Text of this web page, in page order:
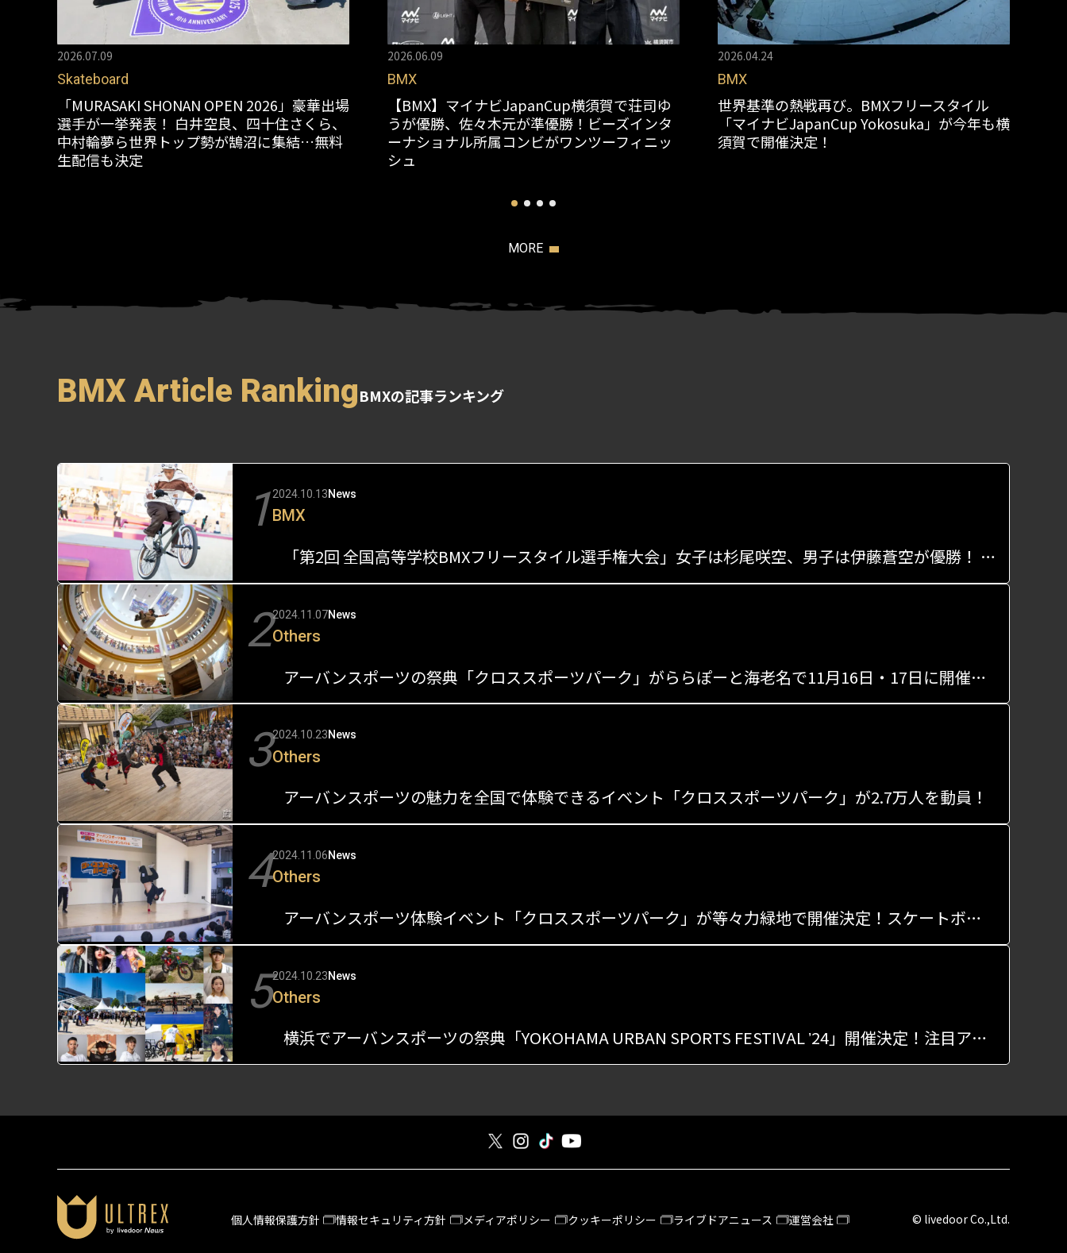
2026.07.09
Skateboard
「MURASAKI SHONAN OPEN 2026」豪華出場
選手が一挙発表！ 白井空良、四十住さくら、
中村輪夢ら世界トップ勢が鵠沼に集結…無料
生配信も決定
2026.06.09
BMX
【BMX】マイナビJapanCup横須賀で荘司ゆ
うが優勝、佐々木元が準優勝！ビーズインタ
ーナショナル所属コンビがワンツーフィニッ
シュ
2026.04.24
BMX
世界基準の熱戦再び。BMXフリースタイル
「マイナビJapanCup Yokosuka」が今年も横
須賀で開催決定！
MORE
BMX Article RankingBMXの記事ランキング
12024.10.13News
BMX
「第2回 全国高等学校BMXフリースタイル選手権大会」女子は杉尾咲空、男子は伊藤蒼空が優勝！ 2人の喜びの声も
22024.11.07News
Others
アーバンスポーツの祭典「クロススポーツパーク」がららぽーと海老名で11月16日・17日に開催決定！
32024.10.23News
Others
アーバンスポーツの魅力を全国で体験できるイベント「クロススポーツパーク」が2.7万人を動員！
42024.11.06News
Others
アーバンスポーツ体験イベント「クロススポーツパーク」が等々力緑地で開催決定！スケートボードやBMXを無料で体験！
52024.10.23News
Others
横浜でアーバンスポーツの祭典「YOKOHAMA URBAN SPORTS FESTIVAL ʼ24」開催決定！注目アスリートたちが集結
個人情報保護方針 情報セキュリティ方針 メディアポリシー クッキーポリシー ライブドアニュース 運営会社 © livedoor Co.,Ltd.